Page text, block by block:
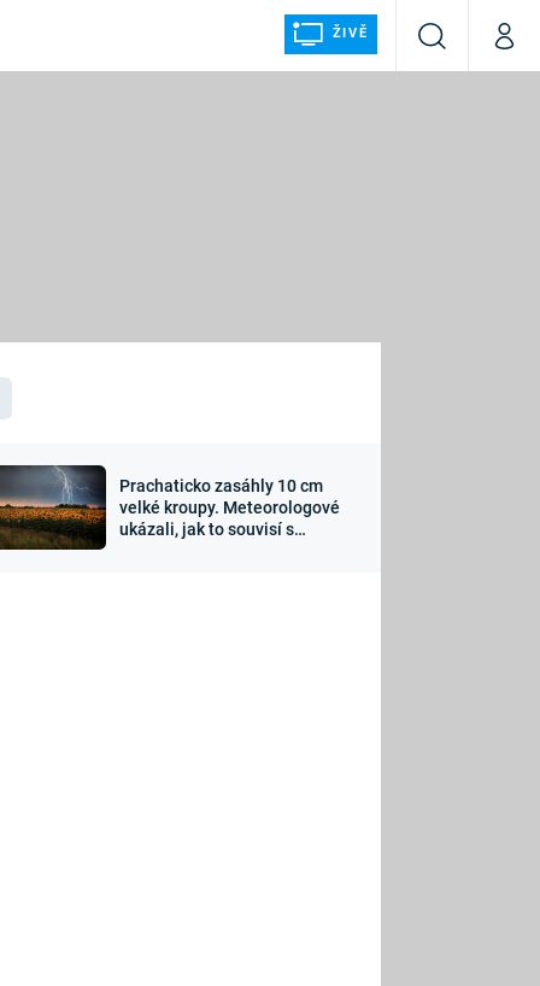
ŽIVĚ
VyhledáváníMůj
Sledujte nás
Prachaticko zasáhly 10 cm
velké kroupy. Meteorologové
ukázali, jak to souvisí s